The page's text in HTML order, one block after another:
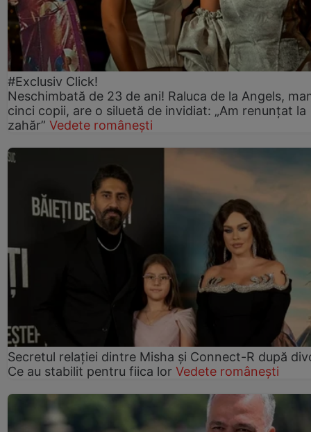
#Exclusiv Click!
Neschimbată de 23 de ani! Raluca de la Angels,
cinci copii, are o siluetă de invidiat: „Am renunțat la
zahăr” Vedete românești
Secretul relației dintre Misha și Connect-R după
Ce au stabilit pentru fiica lor Vedete românești